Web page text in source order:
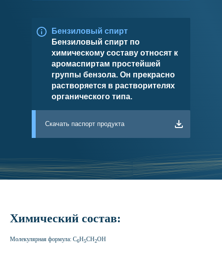
Бензиловый спирт
Бензиловый спирт по
химическому составу относят к
аромаспиртам простейшей
группы бензола. Он прекрасно
растворяется в растворителях
органического типа.
Скачать паспорт продукта
Химический состав:
Молекулярная формула: С6H5CH2OH